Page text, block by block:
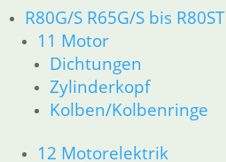
R80G/S R65G/S bis R80ST
11 Motor
Dichtungen
Zylinderkopf
Kolben/Kolbenringe
12 Motorelektrik